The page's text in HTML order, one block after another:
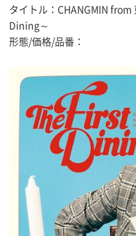
タイトル：CHANGMIN from
Dining～
形態/価格/品番：